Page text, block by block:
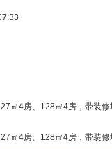
㎡4房、128㎡4房，带装
㎡4房、128㎡4房，带装